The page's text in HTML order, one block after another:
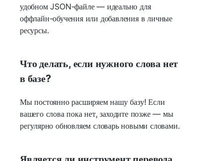
удобном JSON-файле — идеально для
оффлайн-обучения или добавления в личные
ресурсы.
Что делать, если нужного слова нет
в базе?
Мы постоянно расширяем нашу базу! Если
вашего слова пока нет, заходите позже — мы
регулярно обновляем словарь новыми словами.